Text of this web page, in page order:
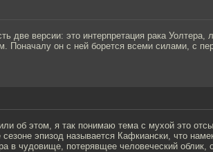
две версии: это интерпретация рака Уолтера,
Поначалу он с ней борется всеми силами, с
об этом, я так понимаю тема с мухой это
эпизод называется Кафкиански, что
в чудовище, потерявщее человеческий облик,